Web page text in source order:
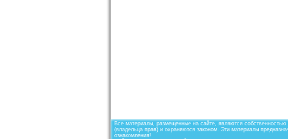
Все материалы, размещенные на сайте, являются собственностью
(владельца прав) и охраняются законом. Эти материалы
ознакомления!